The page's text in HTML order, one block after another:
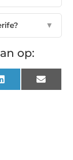
▼
op:
LinkedIn Email